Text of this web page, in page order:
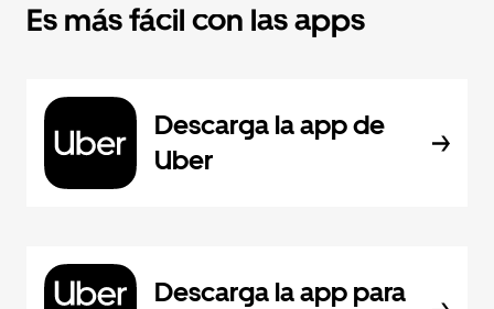
Es más fácil con las apps
Descarga la app de
Uber
Descarga la app para